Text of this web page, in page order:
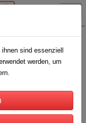
Bullen
sind essenziell
werden, um